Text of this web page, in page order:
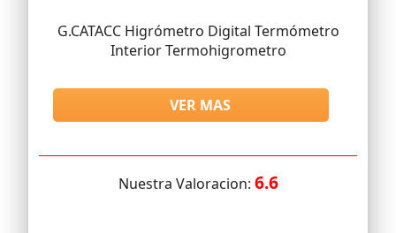
G.CATACC Higrómetro Digital Termómetro
Interior Termohigrometro
VER MAS
Nuestra Valoracion: 6.6